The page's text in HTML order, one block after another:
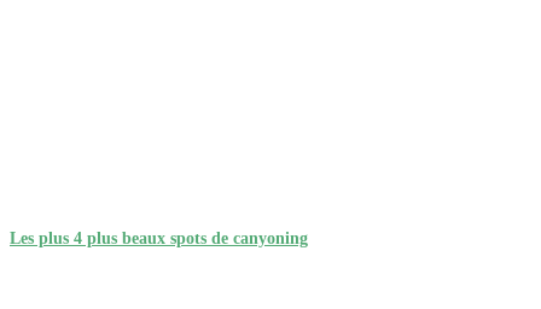
Les plus 4 plus beaux spots de canyoning